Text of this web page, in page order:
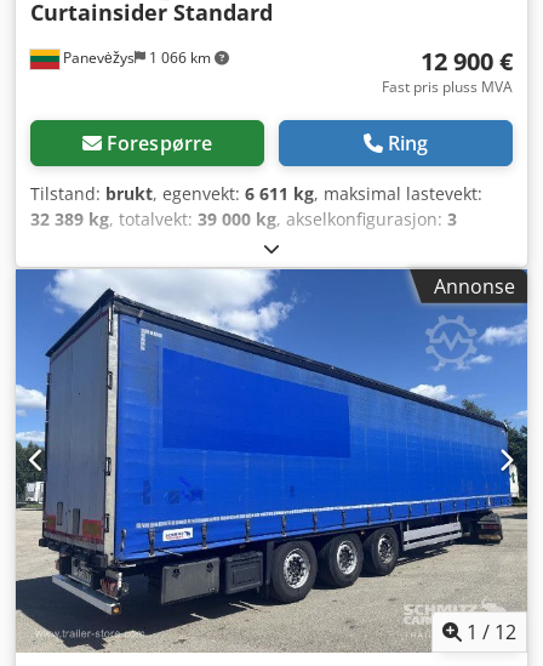
Panevėžys 1 066 km
Curtainsider Standard
12 900 €
Fast pris pluss MVA
Forespørre Ring
Tilstand: brukt, egenvekt: 6 611 kg, maksimal lastevekt:
32 389 kg, totalvekt: 39 000 kg, akselkonfigurasjon: 3
09/2020
13 620 mm, lasteplassbredde:2 480 mm, lasteromshøyde:
2 780 mm, lasteromsvolum:93 m³ luft,
dekkstørrelse:385/65 R22,5, akselavstand: 7 700 mm,
Byggeår: 2020, Utstyr:ABS,
Annonse
1 / 12